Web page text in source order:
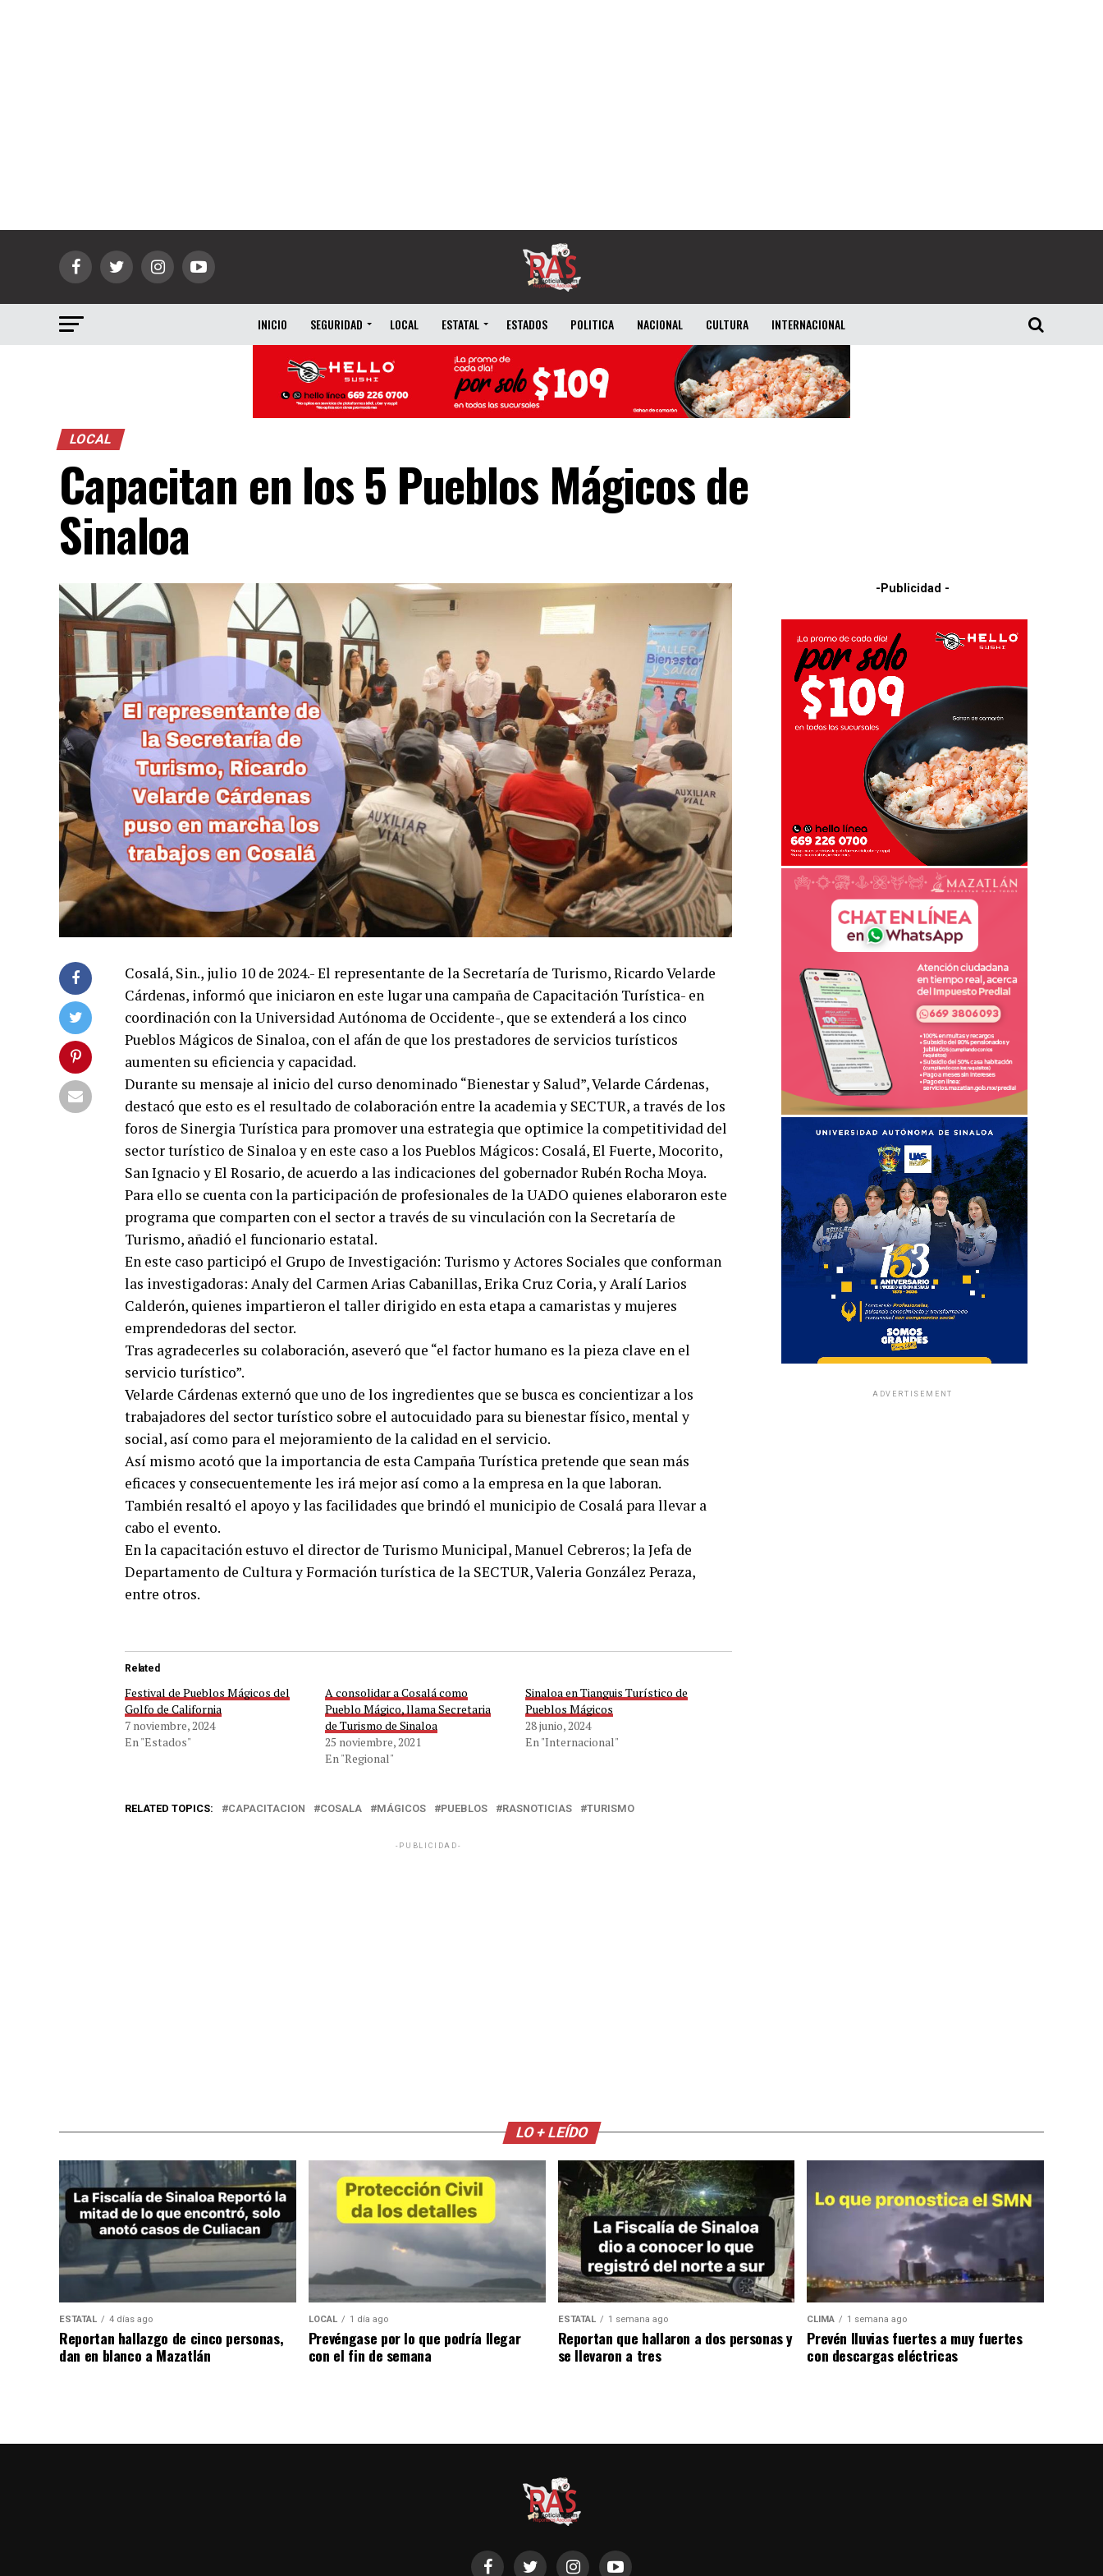
INICIO SEGURIDAD LOCAL ESTATAL ESTADOS POLITICA NACIONAL CULTURA INTERNACIONAL
LOCAL
Capacitan en los 5 Pueblos Mágicos de
Sinaloa
Cosalá, Sin., julio 10 de 2024.- El representante de la Secretaría de Turismo, Ricardo Velarde
Cárdenas, informó que iniciaron en este lugar una campaña de Capacitación Turística- en
coordinación con la Universidad Autónoma de Occidente-, que se extenderá a los cinco
Pueblos Mágicos de Sinaloa, con el afán de que los prestadores de servicios turísticos
aumenten su eficiencia y capacidad.
Durante su mensaje al inicio del curso denominado “Bienestar y Salud”, Velarde Cárdenas,
destacó que esto es el resultado de colaboración entre la academia y SECTUR, a través de los
foros de Sinergia Turística para promover una estrategia que optimice la competitividad del
sector turístico de Sinaloa y en este caso a los Pueblos Mágicos: Cosalá, El Fuerte, Mocorito,
San Ignacio y El Rosario, de acuerdo a las indicaciones del gobernador Rubén Rocha Moya.
Para ello se cuenta con la participación de profesionales de la UADO quienes elaboraron este
programa que comparten con el sector a través de su vinculación con la Secretaría de
Turismo, añadió el funcionario estatal.
En este caso participó el Grupo de Investigación: Turismo y Actores Sociales que conforman
las investigadoras: Analy del Carmen Arias Cabanillas, Erika Cruz Coria, y Aralí Larios
Calderón, quienes impartieron el taller dirigido en esta etapa a camaristas y mujeres
emprendedoras del sector.
Tras agradecerles su colaboración, aseveró que “el factor humano es la pieza clave en el
servicio turístico”.
Velarde Cárdenas externó que uno de los ingredientes que se busca es concientizar a los
trabajadores del sector turístico sobre el autocuidado para su bienestar físico, mental y
social, así como para el mejoramiento de la calidad en el servicio.
Así mismo acotó que la importancia de esta Campaña Turística pretende que sean más
eficaces y consecuentemente les irá mejor así como a la empresa en la que laboran.
También resaltó el apoyo y las facilidades que brindó el municipio de Cosalá para llevar a
cabo el evento.
En la capacitación estuvo el director de Turismo Municipal, Manuel Cebreros; la Jefa de
Departamento de Cultura y Formación turística de la SECTUR, Valeria González Peraza,
entre otros.
Related
Festival de Pueblos Mágicos del
Golfo de California
7 noviembre, 2024
En "Estados"
A consolidar a Cosalá como
Pueblo Mágico, llama Secretaria
de Turismo de Sinaloa
25 noviembre, 2021
En "Regional"
Sinaloa en Tianguis Turístico de
Pueblos Mágicos
28 junio, 2024
En "Internacional"
RELATED TOPICS: CAPACITACION COSALA MÁGICOS PUEBLOS RASNOTICIAS TURISMO
-PUBLICIDAD-
-Publicidad -
ADVERTISEMENT
LO + LEÍDO
ESTATAL 4 días ago
Reportan hallazgo de cinco personas,
dan en blanco a Mazatlán
LOCAL 1 día ago
Prevéngase por lo que podría llegar
con el fin de semana
ESTATAL 1 semana ago
Reportan que hallaron a dos personas y
se llevaron a tres
CLIMA 1 semana ago
Prevén lluvias fuertes a muy fuertes
con descargas eléctricas